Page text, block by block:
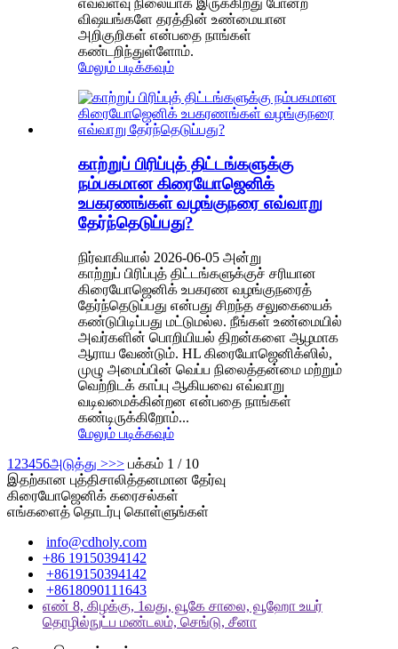
எவ்வளவு நிலையாக இருக்கிறது போன்ற
விஷயங்களே தரத்தின் உண்மையான
அறிகுறிகள் என்பதை நாங்கள்
கண்டறிந்துள்ளோம்.
மேலும் படிக்கவும்
காற்றுப் பிரிப்புத் திட்டங்களுக்கு
நம்பகமான கிரையோஜெனிக்
உபகரணங்கள் வழங்குநரை எவ்வாறு
தேர்ந்தெடுப்பது?
நிர்வாகியால் 2026-06-05 அன்று
காற்றுப் பிரிப்புத் திட்டங்களுக்குச் சரியான
கிரையோஜெனிக் உபகரண வழங்குநரைத்
தேர்ந்தெடுப்பது என்பது சிறந்த சலுகையைக்
கண்டுபிடிப்பது மட்டுமல்ல. நீங்கள் உண்மையில்
அவர்களின் பொறியியல் திறன்களை ஆழமாக
ஆராய வேண்டும். HL கிரையோஜெனிக்ஸில்,
முழு அமைப்பின் வெப்ப நிலைத்தன்மை மற்றும்
வெற்றிடக் காப்பு ஆகியவை எவ்வாறு
வடிவமைக்கின்றன என்பதை நாங்கள்
கண்டிருக்கிறோம்...
மேலும் படிக்கவும்
1 23456அடுத்து >>> பக்கம் 1 / 10
இதற்கான புத்திசாலித்தனமான தேர்வு
கிரையோஜெனிக் கரைசல்கள்
எங்களைத் தொடர்பு கொள்ளுங்கள்
info@cdholy.com
+86 19150394142
+8619150394142
+8618090111643
எண் 8, கிழக்கு, 1வது, வூகே சாலை, வூஹோ உயர்
தொழில்நுட்ப மண்டலம், செங்டு, சீனா